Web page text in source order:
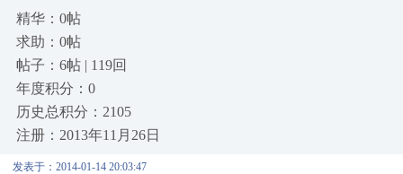
精华：0帖
求助：0帖
帖子：6帖 | 119回
年度积分：0
历史总积分：2105
注册：2013年11月26日
发表于：2014-01-14 20:03:47